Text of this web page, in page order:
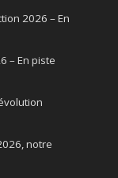
2026 – En
– En piste
notre